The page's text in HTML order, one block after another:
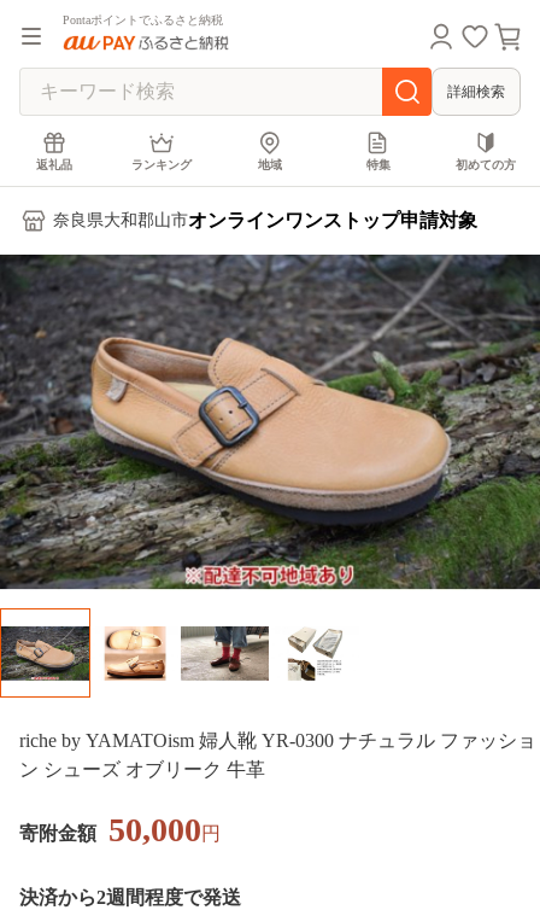
Pontaポイントでふるさと納税
詳細検索
返礼品 ランキング 地域 特集 初めての方
奈良県大和郡山市オンラインワンストップ申請対象
riche by YAMATOism 婦人靴 YR-0300 ナチュラル ファッショ
ン シューズ オブリーク 牛革
寄附金額 50,000円
決済から2週間程度で発送